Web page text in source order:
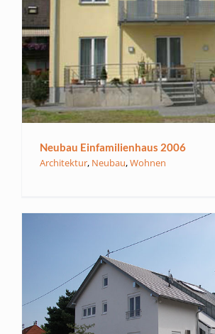
Neubau Einfamilienhaus 2006
Architektur, Neubau,Wohnen